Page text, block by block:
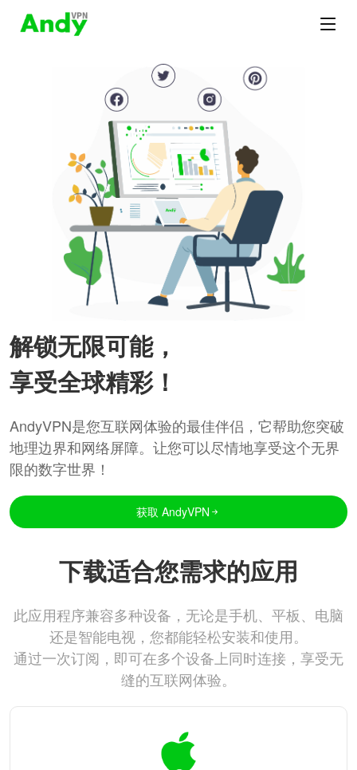
解锁无限可能，
享受全球精彩！
AndyVPN是您互联网体验的最佳伴侣，它帮助您突破
地理边界和网络屏障。让您可以尽情地享受这个无界
限的数字世界！
获取 AndyVPN
下载适合您需求的应用
此应用程序兼容多种设备，无论是手机、平板、电脑
还是智能电视，您都能轻松安装和使用。
通过一次订阅，即可在多个设备上同时连接，享受无
缝的互联网体验。